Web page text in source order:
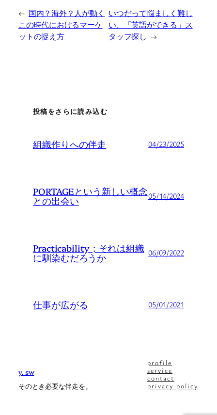
← 国内？海外？人が動く
この時代におけるマーケ
ットの捉え方
いつだって悩ましく難し
い、「英語ができる」ス
タッフ探し →
投稿をさらに読み込む
組織作りへの伴走 04/23/2025
PORTAGEという新しい概念
との出会い 05/14/2024
Practicability；それは組織
に馴染むだろうか 06/09/2022
仕事が広がる 05/01/2021
y. sw
そのとき必要な伴走を。
profile
service
contact
privacy policy